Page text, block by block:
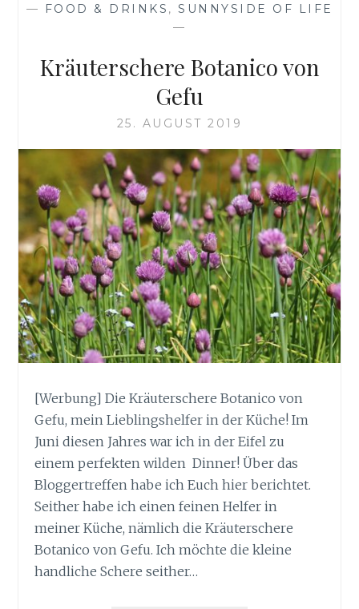
— FOOD & DRINKS , SUNNYSIDE OF LIFE
—
Kräuterschere Botanico von
Gefu
25. AUGUST 2019
[Werbung] Die Kräuterschere Botanico von
Gefu, mein Lieblingshelfer in der Küche! Im
Juni diesen Jahres war ich in der Eifel zu
einem perfekten wilden Dinner! Über das
Bloggertreffen habe ich Euch hier berichtet.
Seither habe ich einen feinen Helfer in
meiner Küche, nämlich die Kräuterschere
Botanico von Gefu. Ich möchte die kleine
handliche Schere seither…